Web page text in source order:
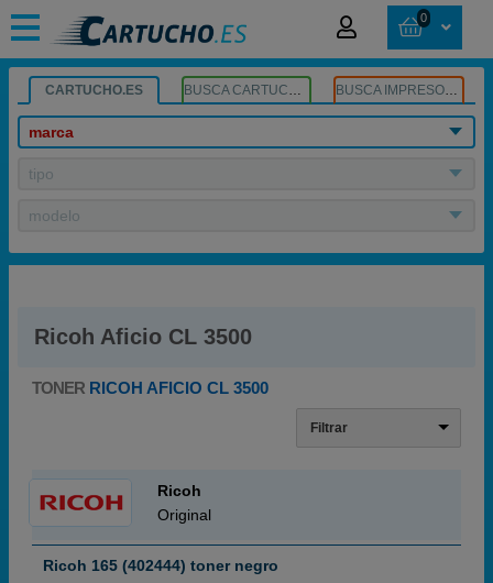
0
CARTUCHO.ES BUSCA CARTUCHOS BUSCA IMPRESORA
marca
tipo
modelo
Ricoh Aficio CL 3500
TONER RICOH AFICIO CL 3500
Filtrar
Ricoh
Original
Ricoh 165 (402444) toner negro